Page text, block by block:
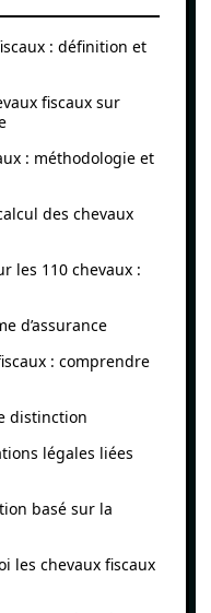
: définition et
fiscaux sur
: méthodologie et
des chevaux
les 110 chevaux :
d’assurance
: comprendre
distinction
légales liées
basé sur la
les chevaux fiscaux